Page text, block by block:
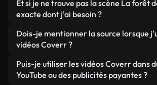
vidéos générées par IA. Chaque
clairement identifiée afin que vous
toujours ce que vous utilisez.
Nous proposons des formats légers,
ils conservent une qualité élevée
minimisant les temps de chargement
améliorant des indicateurs comme
Et si je ne trouve pas la scène La forêt
exacte dont j'ai besoin ?
Vous pouvez en créer une
Coverr AI Studio. Il vous suffit de
soleil », et le Studio générera en
secondes une vidéo personnalisée
Dois-je mentionner la source lorsque
vidéos Coverr ?
Aucune attribution n'est requise.
de notre bibliothèque sont libres de
Puis-je utiliser les vidéos Coverr dans
YouTube ou des publicités payantes ?